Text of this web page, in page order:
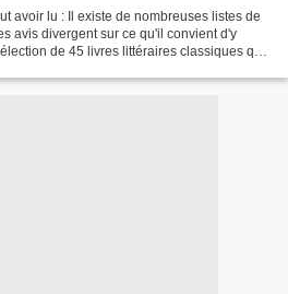
avoir lu : Il existe de nombreuses listes de
avis divergent sur ce qu'il convient d'y
de 45 livres littéraires classiques qui